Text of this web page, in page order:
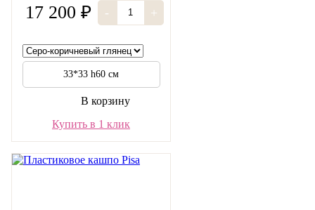
17 200 ₽ - +
33*33 h60 см
В корзину
Купить в 1 клик